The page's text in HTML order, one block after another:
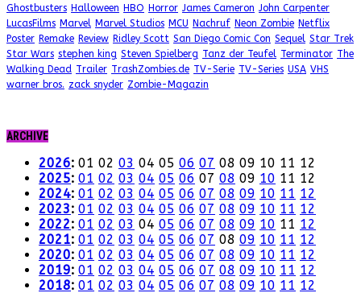
Ghostbusters Halloween HBO Horror James Cameron John Carpenter
LucasFilms Marvel Marvel Studios MCU Nachruf Neon Zombie Netflix
Poster Remake Review Ridley Scott San Diego Comic Con Sequel Star Trek
Star Wars stephen king Steven Spielberg Tanz der Teufel Terminator The
Walking Dead Trailer TrashZombies.de TV-Serie TV-Series USA VHS
warner bros. zack snyder Zombie-Magazin
ARCHIVE
2026: 01 02 03 04 05 06 07 08 09 10 11 12
2025: 01 02 03 04 05 06 07 08 09 10 11 12
2024: 01 02 03 04 05 06 07 08 09 10 11 12
2023: 01 02 03 04 05 06 07 08 09 10 11 12
2022: 01 02 03 04 05 06 07 08 09 10 11 12
2021: 01 02 03 04 05 06 07 08 09 10 11 12
2020: 01 02 03 04 05 06 07 08 09 10 11 12
2019: 01 02 03 04 05 06 07 08 09 10 11 12
2018: 01 02 03 04 05 06 07 08 09 10 11 12